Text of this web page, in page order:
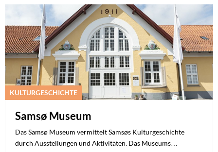
KULTURGESCHICHTE
Samsø Museum
Das Samsø Museum vermittelt Samsøs Kulturgeschichte
durch Ausstellungen und Aktivitäten. Das Museums…